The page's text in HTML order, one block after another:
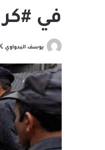
في
يوسف البدواوي